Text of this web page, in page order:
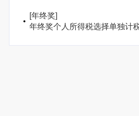
[年终奖]
年终奖个人所得税选择单独计